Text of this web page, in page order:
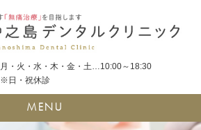
月・火・水・木・金・土…10:00～18:30
※日・祝休診
MENU